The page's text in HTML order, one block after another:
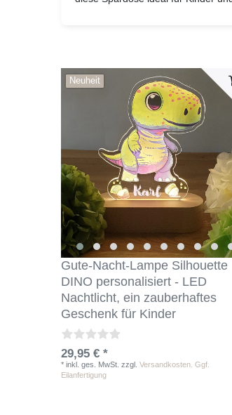
Neuheit
Gute-Nacht-Lampe Silhouette
DINO personalisiert - LED
Nachtlicht, ein zauberhaftes
Geschenk für Kinder
29,95 € *
* inkl. ges. MwSt. zzgl. Versandkosten. Ggf.
Eilanfertigung